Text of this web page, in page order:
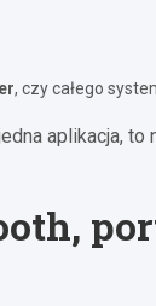
, czy całego
aplikacja, to